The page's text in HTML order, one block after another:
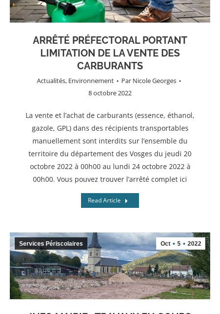
ARRÊTÉ PRÉFECTORAL PORTANT
LIMITATION DE LA VENTE DES
CARBURANTS
Actualités, Environnement Par Nicole Georges
8 octobre 2022
La vente et l’achat de carburants (essence, éthanol,
gazole, GPL) dans des récipients transportables
manuellement sont interdits sur l’ensemble du
territoire du département des Vosges du jeudi 20
octobre 2022 à 00h00 au lundi 24 octobre 2022 à
00h00. Vous pouvez trouver l’arrêté complet ici
Read Article
Oct 5 2022
Services Périscolaires